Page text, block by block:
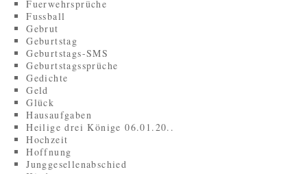
Fuerwehrsprüche
Fussball
Gebrut
Geburtstag
Geburtstags-SMS
Geburtstagssprüche
Gedichte
Geld
Glück
Hausaufgaben
Heilige drei Könige 06.01.20..
Hochzeit
Hoffnung
Junggesellenabschied